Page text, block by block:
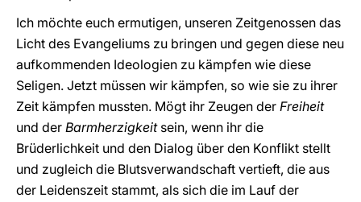
Ich möchte euch ermutigen, unseren Zeitgenossen das
Licht des Evangeliums zu bringen und gegen diese neu
aufkommenden Ideologien zu kämpfen wie diese
Seligen. Jetzt müssen wir kämpfen, so wie sie zu ihrer
Zeit kämpfen mussten. Mögt ihr Zeugen der Freiheit
und der Barmherzigkeitsein, wenn ihr die
Brüderlichkeit und den Dialog über den Konflikt stellt
und zugleich die Blutsverwandschaft vertieft, die aus
der Leidenszeit stammt, als sich die im Lauf der